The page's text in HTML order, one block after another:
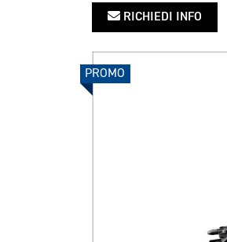
RICHIEDI INFO
PROMO